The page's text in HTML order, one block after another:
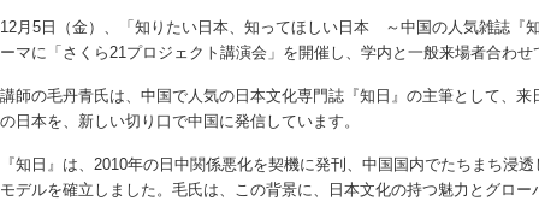
12月5日（金）、「知りたい日本、知ってほしい日本 ～中国の人気雑誌『
ーマに「さくら21プロジェクト講演会」を開催し、学内と一般来場者合わ
講師の毛丹青氏は、中国で人気の日本文化専門誌『知日』の主筆として、
の日本を、新しい切り口で中国に発信しています。
『知日』は、2010年の日中関係悪化を契機に発刊、中国国内でたちまち浸
モデルを確立しました。毛氏は、この背景に、日本文化の持つ魅力とグロ